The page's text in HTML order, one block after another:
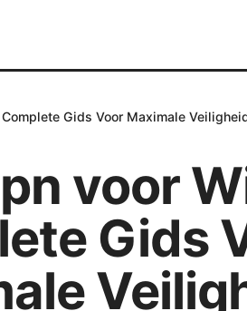
Gids Voor Maximale
voor
Gids